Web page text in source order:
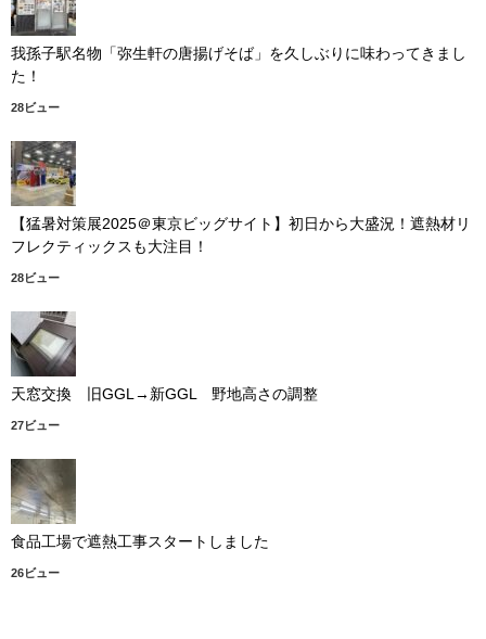
我孫子駅名物「弥生軒の唐揚げそば」を久しぶりに味わってきまし
た！
28ビュー
【猛暑対策展2025＠東京ビッグサイト】初日から大盛況！遮熱材リ
フレクティックスも大注目！
28ビュー
天窓交換 旧GGL→新GGL 野地高さの調整
27ビュー
食品工場で遮熱工事スタートしました
26ビュー